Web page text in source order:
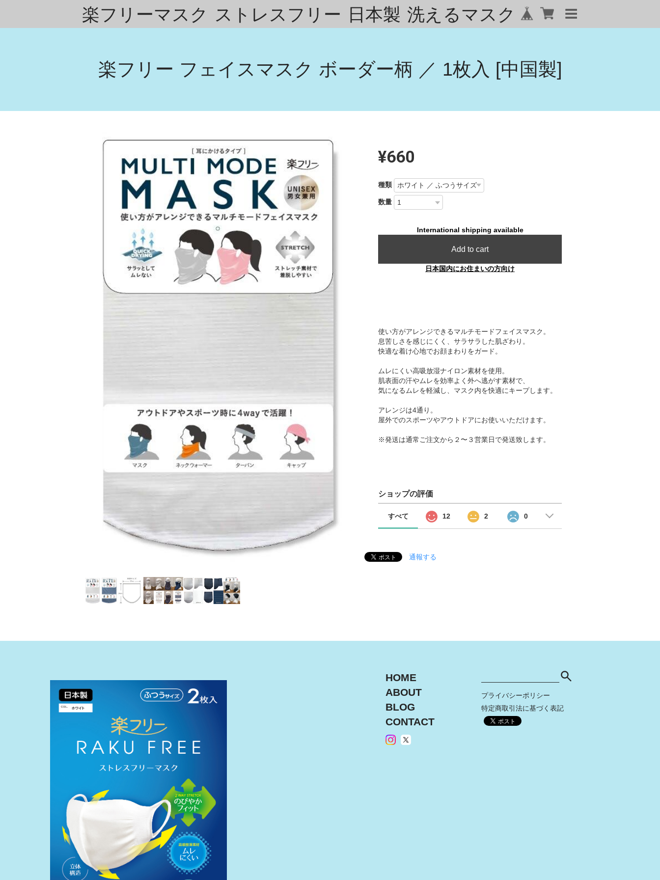
楽フリーマスク ストレスフリー 日本製 洗えるマスク
楽フリー フェイスマスク ボーダー柄 ／ 1枚入 [中国製]
¥660
種類
数量
International shipping available
Add to cart
日本国内にお住まいの方向け
使い方がアレンジできるマルチモードフェイスマスク。
息苦しさを感じにくく、サラサラした肌ざわり。
快適な着け心地でお顔まわりをガード。
ムレにくい高吸放湿ナイロン素材を使用。
肌表面の汗やムレを効率よく外へ逃がす素材で、
気になるムレを軽減し、マスク内を快適にキープします。
アレンジは4通り。
屋外でのスポーツやアウトドアにお使いいただけます。
※発送は通常ご注文から２〜３営業日で発送致します。
ショップの評価
すべて 12 2 0
通報する
HOME
ABOUT
BLOG
CONTACT
プライバシーポリシー
特定商取引法に基づく表記